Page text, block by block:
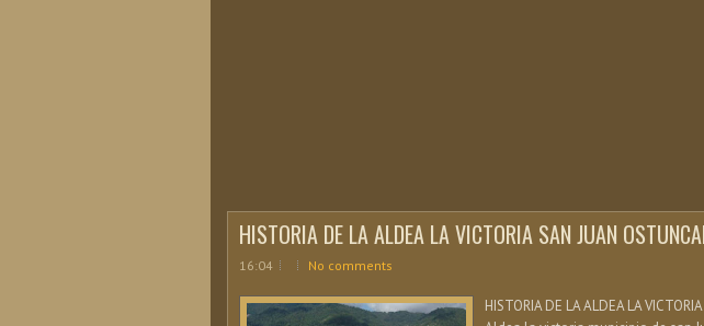
HISTORIA DE LA ALDEA LA VICTORIA SAN JUAN
16:04 No comments
HISTORIA DE LA ALDEA LA